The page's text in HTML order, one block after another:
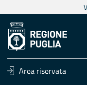
Area riservata